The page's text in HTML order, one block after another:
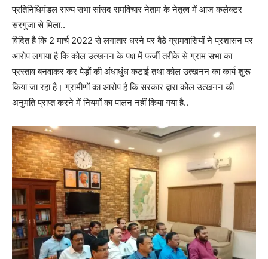
प्रतिनिधिमंडल राज्य सभा सांसद रामविचार नेताम के नेतृत्व में आज कलेक्टर
सरगुजा से मिला..
विदित है कि 2 मार्च 2022 से लगातार धरने पर बैठे ग्रामवासियों ने प्रशासन पर
आरोप लगाया है कि कोल उत्खनन के पक्ष में फर्जी तरीके से ग्राम सभा का
प्रस्ताव बनवाकर कर पेड़ों की अंधाधुंध कटाई तथा कोल उत्खनन का कार्य शुरू
किया जा रहा है। ग्रामीणों का आरोप है कि सरकार द्वारा कोल उत्खनन की
अनुमति प्राप्त करने में नियमों का पालन नहीं किया गया है..